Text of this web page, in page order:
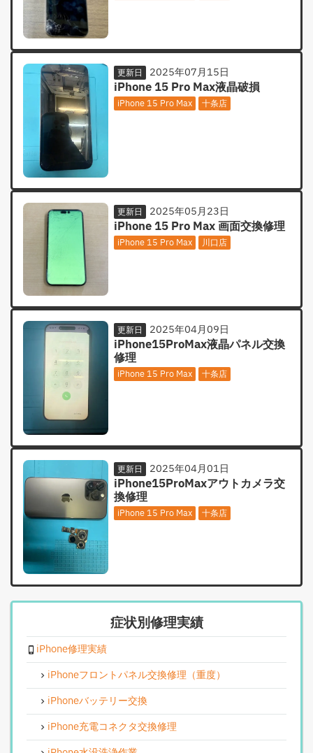
更新日 2025年07月15日
iPhone 15 Pro Max液晶破損
iPhone 15 Pro Max 十条店
更新日 2025年05月23日
iPhone 15 Pro Max 画面交換修理
iPhone 15 Pro Max 川口店
更新日 2025年04月09日
iPhone15ProMax液晶パネル交換
修理
iPhone 15 Pro Max 十条店
更新日 2025年04月01日
iPhone15ProMaxアウトカメラ交
換修理
iPhone 15 Pro Max 十条店
症状別修理実績
iPhone修理実績
iPhoneフロントパネル交換修理（重度）
iPhoneバッテリー交換
iPhone充電コネクタ交換修理